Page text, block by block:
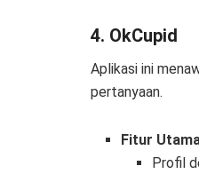
4. OkCupid
Aplikasi ini
pertanyaan.
Fitur
Profil